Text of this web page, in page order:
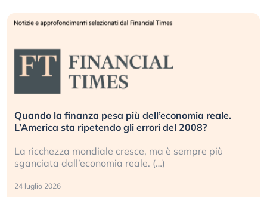
Russia e Cina pronti a spegnere Starlink. Gli
investitori stanno sottovalutando il rischio?
Gli investitori tech continuano a ignorare il rischio
geopolitico: il (…)
17 luglio 2026